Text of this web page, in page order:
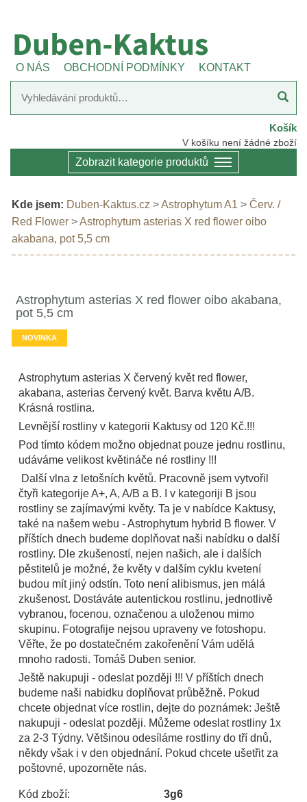
O NÁS OBCHODNÍ PODMÍNKY KONTAKT
Košík
V košíku není žádné zboží
Zobrazit kategorie produktů
Kde jsem: Duben-Kaktus.cz >Astrophytum A1 > Červ. /
Red Flower >Astrophytum asterias X red flower oibo
akabana, pot 5,5 cm
Astrophytum asterias X red flower oibo akabana,
pot 5,5 cm
NOVINKA
Astrophytum asterias X červený květ red flower,
akabana, asterias červený květ. Barva květu A/B.
Krásná rostlina.
Levnější rostliny v kategorii Kaktusy od 120 Kč.!!!
Pod tímto kódem možno objednat pouze jednu rostlinu,
udáváme velikost květináče né rostliny !!!
Další vlna z letošních květů. Pracovně jsem vytvořil
čtyři kategorije A+, A, A/B a B. I v kategoriji B jsou
rostliny se zajímavými květy. Ta je v nabídce Kaktusy,
také na našem webu - Astrophytum hybrid B flower. V
příštích dnech budeme doplňovat naši nabídku o další
rostliny. Dle zkušeností, nejen našich, ale i dalších
pěstitelů je možné, že květy v dalším cyklu kvetení
budou mít jiný odstín. Toto není alibismus, jen málá
zkušenost. Dostáváte autentickou rostlinu, jednotlivě
vybranou, focenou, označenou a uloženou mimo
skupinu. Fotografije nejsou upraveny ve fotoshopu.
Věřte, že po dostatečném zakořenění Vám udělá
mnoho radosti. Tomáš Duben senior.
Ještě nakupuji - odeslat později !!! V příštích dnech
budeme naši nabidku doplňovat průběžně. Pokud
chcete objednat více rostlin, dejte do poznámek: Ještě
nakupuji - odeslat později. Můžeme odeslat rostliny 1x
za 2-3 Týdny. Většinou odesíláme rostliny do tří dnů,
někdy však i v den objednání. Pokud chcete ušetřit za
poštovné, upozorněte nás.
Kód zboží:
3g6